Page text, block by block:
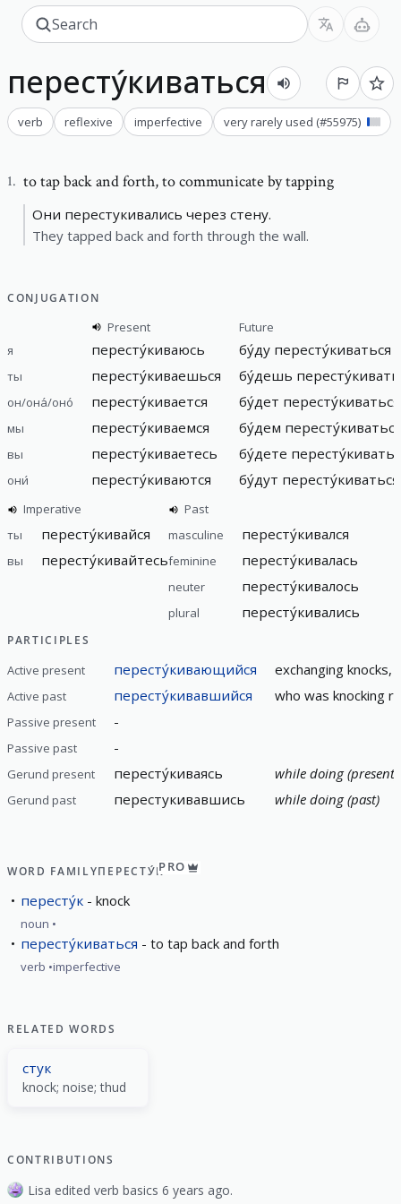
пересту́киваться
verb reflexive imperfective very rarely used (#55975)
1. to tap back and forth,to communicate by tapping
Они перестукивались через стену.
They tapped back and forth through the wall.
CONJUGATION
Present
Future
я
пересту́киваюсь бу́ду пересту́киваться
ты пересту́киваешься бу́дешь
он/она́/оно́ пересту́кивается бу́дет пересту́киваться
мы пересту́киваемся бу́дем пересту́киваться
вы пересту́киваетесь бу́дете
они́ пересту́киваются бу́дут пересту́киваться
Imperative
ты
пересту́кивайся
вы пересту́кивайтесь
Past
masculine
пересту́кивался
feminine пересту́кивалась
neuter пересту́кивалось
plural пересту́кивались
PARTICIPLES
Active present пересту́кивающийся exchanging knocks,
Active past пересту́кивавшийся who was knocking
Passive present -
Passive past -
Gerund present пересту́киваясь while doing (present)
Gerund past перестукивавшись while doing (past)
WORD FAMILYПЕРЕСТУ́КPRO
пересту́к knock
noun
пересту́киваться to tap back and forth
verb imperfective
RELATED WORDS
стук
knock; noise; thud
CONTRIBUTIONS
Lisa edited verb basics 6 years ago.